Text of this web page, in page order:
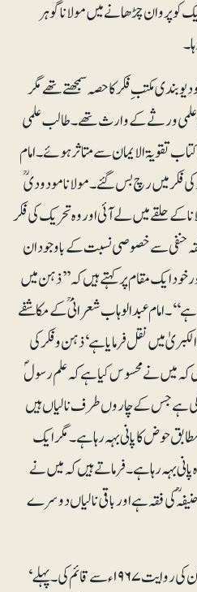
کو پروان چڑھانے میں مولانا گوہر
مکتب ِ فکر کا حصہ سمجھتے تھے مگر
ورثے کے وارث تھے۔ طالب علمی
تقویۃ الایمان سے متاثر ہوئے۔ امام
کی فکر میں رچ بس گئے۔ مولانا مودودیؒ
کے حلقے میں لے آئی اور وہ تحریک کی فکر
حنفی سے خصوصی نسبت کے باوجود ان
ایک مقام پر کہتے ہیں کہ ’’ذہن میں
امام عبدالوہاب شعرانی ؒ کے مکاشفے
میں نقل فرمایا ہے‘ ذہن وفکر کی
کہ میں نے محسوس کیا ہے کہ علم رسولؐ
ہے جس کے چاروں طرف نالیاں ہیں
حوض کا پانی بہہ رہا ہے۔ مگرایک
بہہ رہاہے۔ فرماتے ہیں کہ میں نے
کی فقہ ہے اور باقی نالیاں دوسرے
مولانا گوہر رحمن نے دورۂ تفسیرقرآن کی روایت ۱۹۶۷ء سے قائم کی۔ پہلے‘